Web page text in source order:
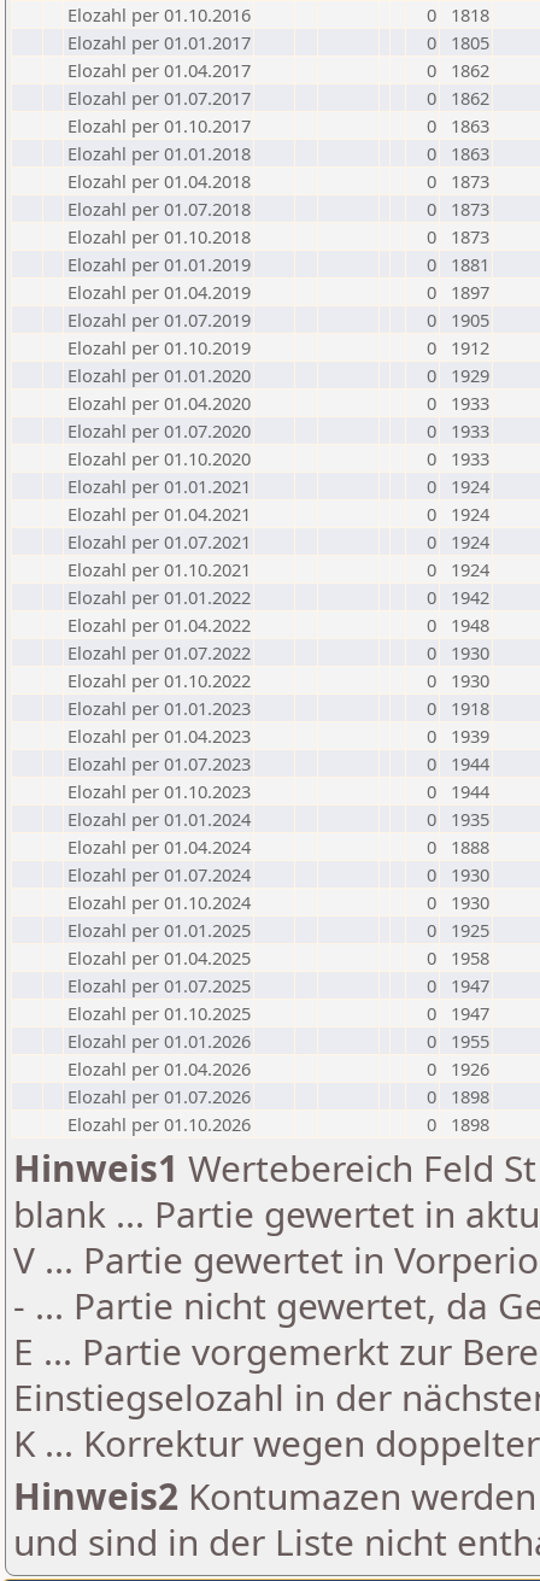
Elozahl per 01.10.2016
0
1818
Elozahl per 01.01.2017
0
1805
Elozahl per 01.04.2017
0
1862
Elozahl per 01.07.2017
0
1862
Elozahl per 01.10.2017
0
1863
Elozahl per 01.01.2018
0
1863
Elozahl per 01.04.2018
0
1873
Elozahl per 01.07.2018
0
1873
Elozahl per 01.10.2018
0
1873
Elozahl per 01.01.2019
0
1881
Elozahl per 01.04.2019
0
1897
Elozahl per 01.07.2019
0
1905
Elozahl per 01.10.2019
0
1912
Elozahl per 01.01.2020
0
1929
Elozahl per 01.04.2020
0
1933
Elozahl per 01.07.2020
0
1933
Elozahl per 01.10.2020
0
1933
Elozahl per 01.01.2021
0
1924
Elozahl per 01.04.2021
0
1924
Elozahl per 01.07.2021
0
1924
Elozahl per 01.10.2021
0
1924
Elozahl per 01.01.2022
0
1942
Elozahl per 01.04.2022
0
1948
Elozahl per 01.07.2022
0
1930
Elozahl per 01.10.2022
0
1930
Elozahl per 01.01.2023
0
1918
Elozahl per 01.04.2023
0
1939
Elozahl per 01.07.2023
0
1944
Elozahl per 01.10.2023
0
1944
Elozahl per 01.01.2024
0
1935
Elozahl per 01.04.2024
0
1888
Elozahl per 01.07.2024
0
1930
Elozahl per 01.10.2024
0
1930
Elozahl per 01.01.2025
0
1925
Elozahl per 01.04.2025
0
1958
Elozahl per 01.07.2025
0
1947
Elozahl per 01.10.2025
0
1947
Elozahl per 01.01.2026
0
1955
Elozahl per 01.04.2026
0
1926
Elozahl per 01.07.2026
0
1898
Elozahl per 01.10.2026
0 1898
Hinweis1 Wertebereich Feld
blank ... Partie gewertet in
V ... Partie gewertet in
- ... Partie nicht gewertet, da
E ... Partie vorgemerkt zur
Einstiegselozahl in der
K ... Korrektur wegen
Hinweis2 Kontumazen
und sind in der Liste nicht